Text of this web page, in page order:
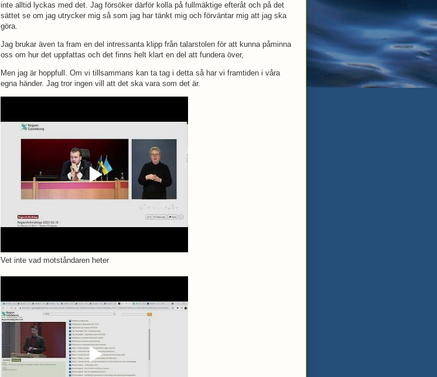
inte alltid lyckas med det. Jag försöker därför kolla på fullmäktige efteråt och på det
sättet se om jag utrycker mig så som jag har tänkt mig och förväntar mig att jag ska
göra.
Jag brukar även ta fram en del intressanta klipp från talarstolen för att kunna påminna
oss om hur det uppfattas och det finns helt klart en del att fundera över,
Men jag är hoppfull. Om vi tillsammans kan ta tag i detta så har vi framtiden i våra
egna händer. Jag tror ingen vill att det ska vara som det är.
Vet inte vad motståndaren heter